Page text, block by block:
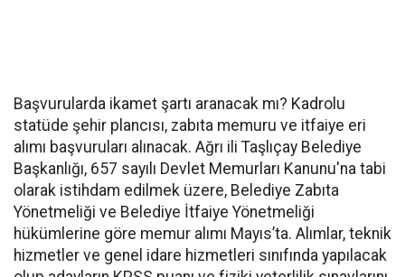
Başvurularda ikamet şartı aranacak mı? Kadrolu
statüde şehir plancısı, zabıta memuru ve itfaiye eri
alımı başvuruları alınacak. Ağrı ili Taşlıçay Belediye
Başkanlığı, 657 sayılı Devlet Memurları Kanunu'na tabi
olarak istihdam edilmek üzere, Belediye Zabıta
Yönetmeliği ve Belediye İtfaiye Yönetmeliği
hükümlerine göre memur alımı Mayıs’ta. Alımlar, teknik
hizmetler ve genel idare hizmetleri sınıfında yapılacak